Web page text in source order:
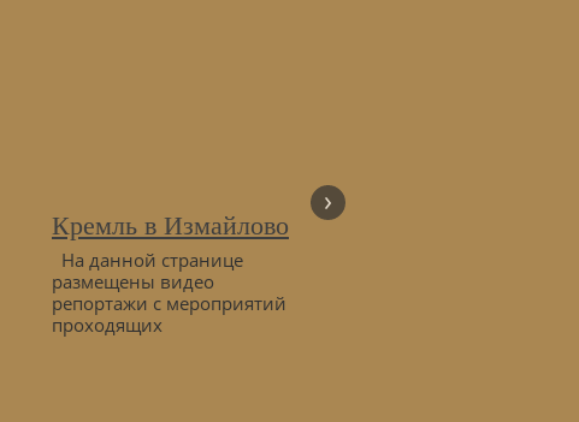
Кремль в Измайлово
На данной странице
размещены видео
репортажи с мероприятий
проходящих
ЗДЕСЬ ДЕЛАЮТ
›